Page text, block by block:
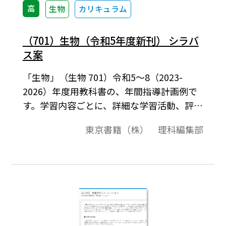
高 生物 カリキュラム
（701）生物（令和5年度新刊） シラバ
ス案
「生物」（生物 701）令和5～8（2023-
2026）年度用教科書の、年間指導計画例で
す。学習内容ごとに、詳細な学習活動、評価
東京書籍（株） 理科編集部